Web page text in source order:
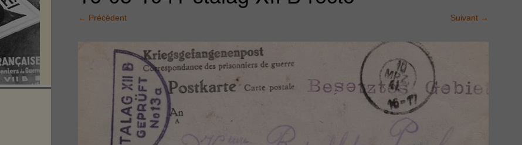
← Précédent Suivant →